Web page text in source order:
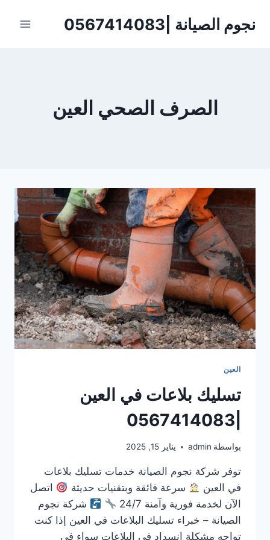
نجوم الصيانة |0567414083
الصرف الصحي العين
العين
تسليك بلاعات في العين
بواسطة admin يناير 15, 2025
توفر شركة نجوم الصيانة خدمات تسليك بلاعات
في العين
سرعة فائقة وبتقنيات حديثة
اتصل
الآن لخدمة فورية وآمنة 24/7
شركة نجوم
الصيانة – خبراء تسليك البلاعات في العين إذا كنت
تواجه مشكلة انسداد في البلاعات سواء في